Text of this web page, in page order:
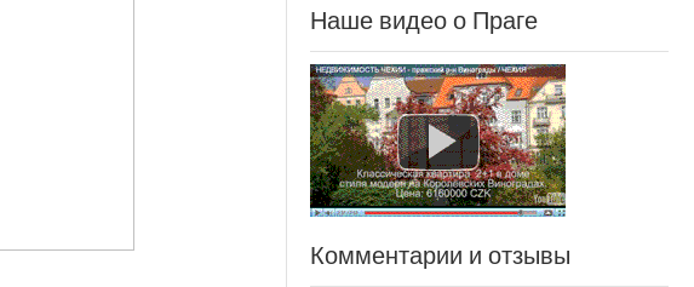
Наше видео о Праге
Комментарии и отзывы